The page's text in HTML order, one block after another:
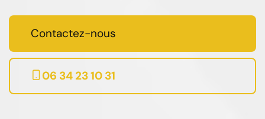
Contactez-nous
06 34 23 10 31